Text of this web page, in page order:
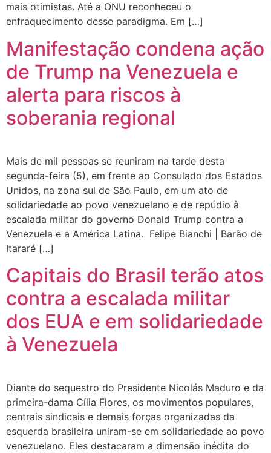
mais otimistas. Até a ONU reconheceu o
enfraquecimento desse paradigma. Em […]
Manifestação condena ação
de Trump na Venezuela e
alerta para riscos à
soberania regional
Mais de mil pessoas se reuniram na tarde desta
segunda-feira (5), em frente ao Consulado dos Estados
Unidos, na zona sul de São Paulo, em um ato de
solidariedade ao povo venezuelano e de repúdio à
escalada militar do governo Donald Trump contra a
Venezuela e a América Latina. Felipe Bianchi | Barão de
Itararé […]
Capitais do Brasil terão atos
contra a escalada militar
dos EUA e em solidariedade
à Venezuela
Diante do sequestro do Presidente Nicolás Maduro e da
primeira-dama Cília Flores, os movimentos populares,
centrais sindicais e demais forças organizadas da
esquerda brasileira uniram-se em solidariedade ao povo
venezuelano. Eles destacaram a dimensão inédita do